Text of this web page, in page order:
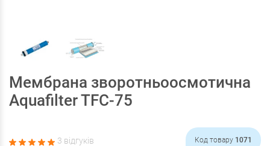
Мембрана зворотньоосмотична
Aquafilter TFC-75
3 відгуків Код товару 1071